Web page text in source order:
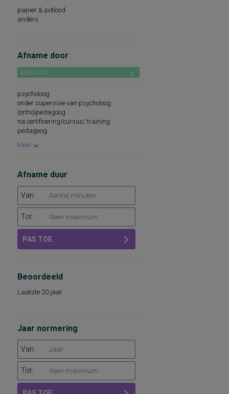
papier & potlood
anders
Afname door
leerkracht
psycholoog
onder supervisie van psycholoog
(ortho)pedagoog
na certificering/cursus/ training
pedagoog
onder supervisie van (ortho)pedagoog
Meer
Afname duur
Van:
Tot:
PAS TOE
Beoordeeld
Laatste 20 jaar
Jaar normering
Van:
Tot: